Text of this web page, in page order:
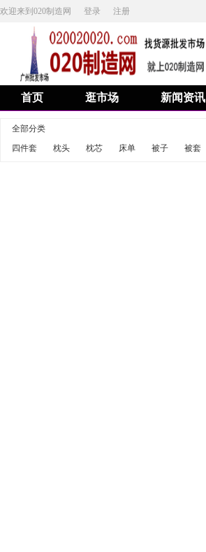
欢迎来到020制造网 登录 注册
首页 逛市场 新闻资讯
全部分类
四件套
枕头 枕芯 床单 被子 被套